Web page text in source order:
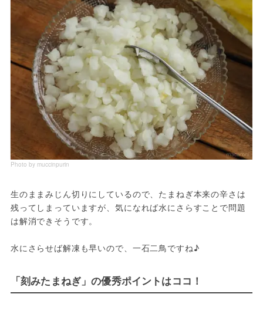
Photo by muccinpurin
生のままみじん切りにしているので、たまねぎ本来の辛さは
残ってしまっていますが、気になれば水にさらすことで問題
は解消できそうです。
水にさらせば解凍も早いので、一石二鳥ですね♪
「刻みたまねぎ」の優秀ポイントはココ！